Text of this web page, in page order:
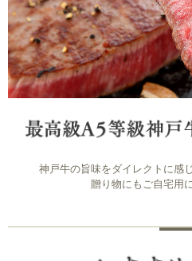
神戸牛の旨味をダイレクトに感
贈り物にもご自宅用